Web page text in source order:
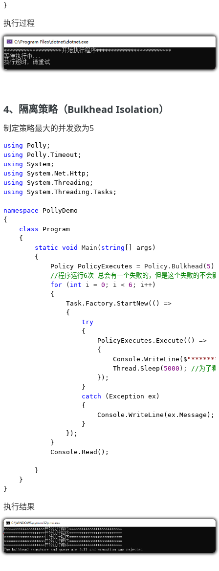
}
执行过程
4、隔离策略（Bulkhead Isolation）
制定策略最大的并发数为5
using
using
using
using
using
using System.Threading.Tasks;
namespace PollyDemo
{
class Program
    {
static void Main( string [] args)
        {
            Policy PolicyExecutes
= Policy.Bulkhead( 5 );
//程序运行6次 总会有一个失败的，但是这个失败的不会
for ( int i = 0 ; i < 6 ; i++)
            {
                Task.Factory.StartNew(()
=>
                {
try
                    {
                        PolicyExecutes.Execute(()
=>
                        {
                            Console.WriteLine($
"
                            Thread.Sleep(
5000 ); //为了
                        });
                    }
catch (Exception ex)
                    {
                        Console.WriteLine(ex.Message);
                    }
                });
            }
            Console.Read();
        }
    }
}
执行结果